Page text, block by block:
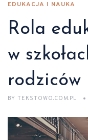
EDUKACJA I NAUKA
Rola
w
rodziców
BY TEKSTOWO.COM.PL